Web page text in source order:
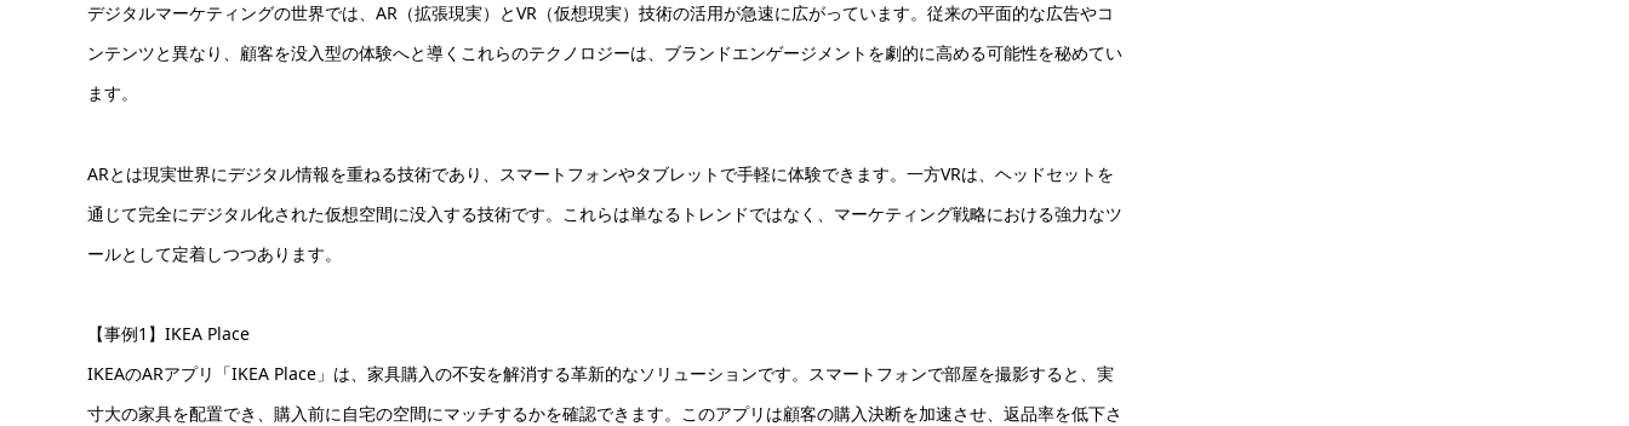
デジタルマーケティングの世界では、AR（拡張現実）とVR（仮想現実）技術の活用が急速に広がっています。従来の平面的な広告やコ
ンテンツと異なり、顧客を没入型の体験へと導くこれらのテクノロジーは、ブランドエンゲージメントを劇的に高める可能性を秘めてい
ます。
ARとは現実世界にデジタル情報を重ねる技術であり、スマートフォンやタブレットで手軽に体験できます。一方VRは、ヘッドセットを
通じて完全にデジタル化された仮想空間に没入する技術です。これらは単なるトレンドではなく、マーケティング戦略における強力なツ
ールとして定着しつつあります。
【事例1】IKEA Place
IKEAのARアプリ「IKEA Place」は、家具購入の不安を解消する革新的なソリューションです。スマートフォンで部屋を撮影すると、実
寸大の家具を配置でき、購入前に自宅の空間にマッチするかを確認できます。このアプリは顧客の購入決断を加速させ、返品率を低下さ